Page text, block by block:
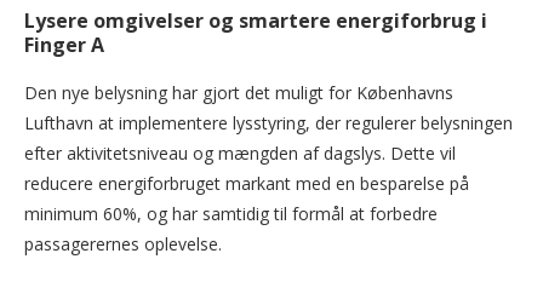
Lysere omgivelser og smartere energiforbrug i
Finger A
Den nye belysning har gjort det muligt for Københavns
Lufthavn at implementere lysstyring, der regulerer belysningen
efter aktivitetsniveau og mængden af dagslys. Dette vil
reducere energiforbruget markant med en besparelse på
minimum 60%, og har samtidig til formål at forbedre
passagerernes oplevelse.